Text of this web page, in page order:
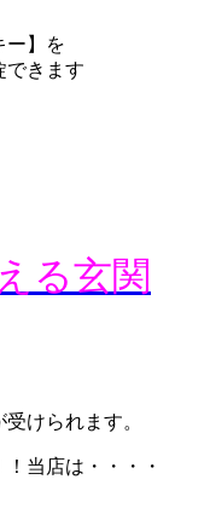
ー】を
できます
る玄関
けられます。
当店は・・・・